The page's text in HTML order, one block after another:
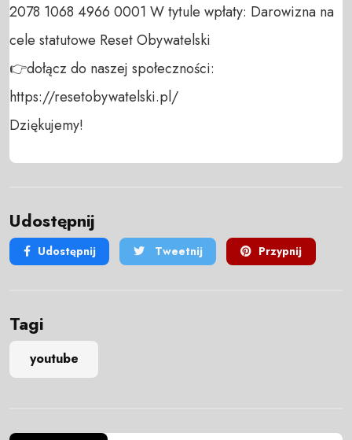
2078 1068 4966 0001 W tytule wpłaty: Darowizna na
cele statutowe Reset Obywatelski
👉dołącz do naszej społeczności:
https://resetobywatelski.pl/
Dziękujemy!
Udostępnij
Udostępnij Tweetnij Przypnij
Tagi
youtube